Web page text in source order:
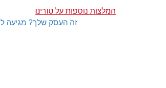
המלצות נוספות על טורינו
זה העסק שלך? מגיעה